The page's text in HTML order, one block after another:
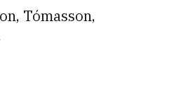
Tómasson,